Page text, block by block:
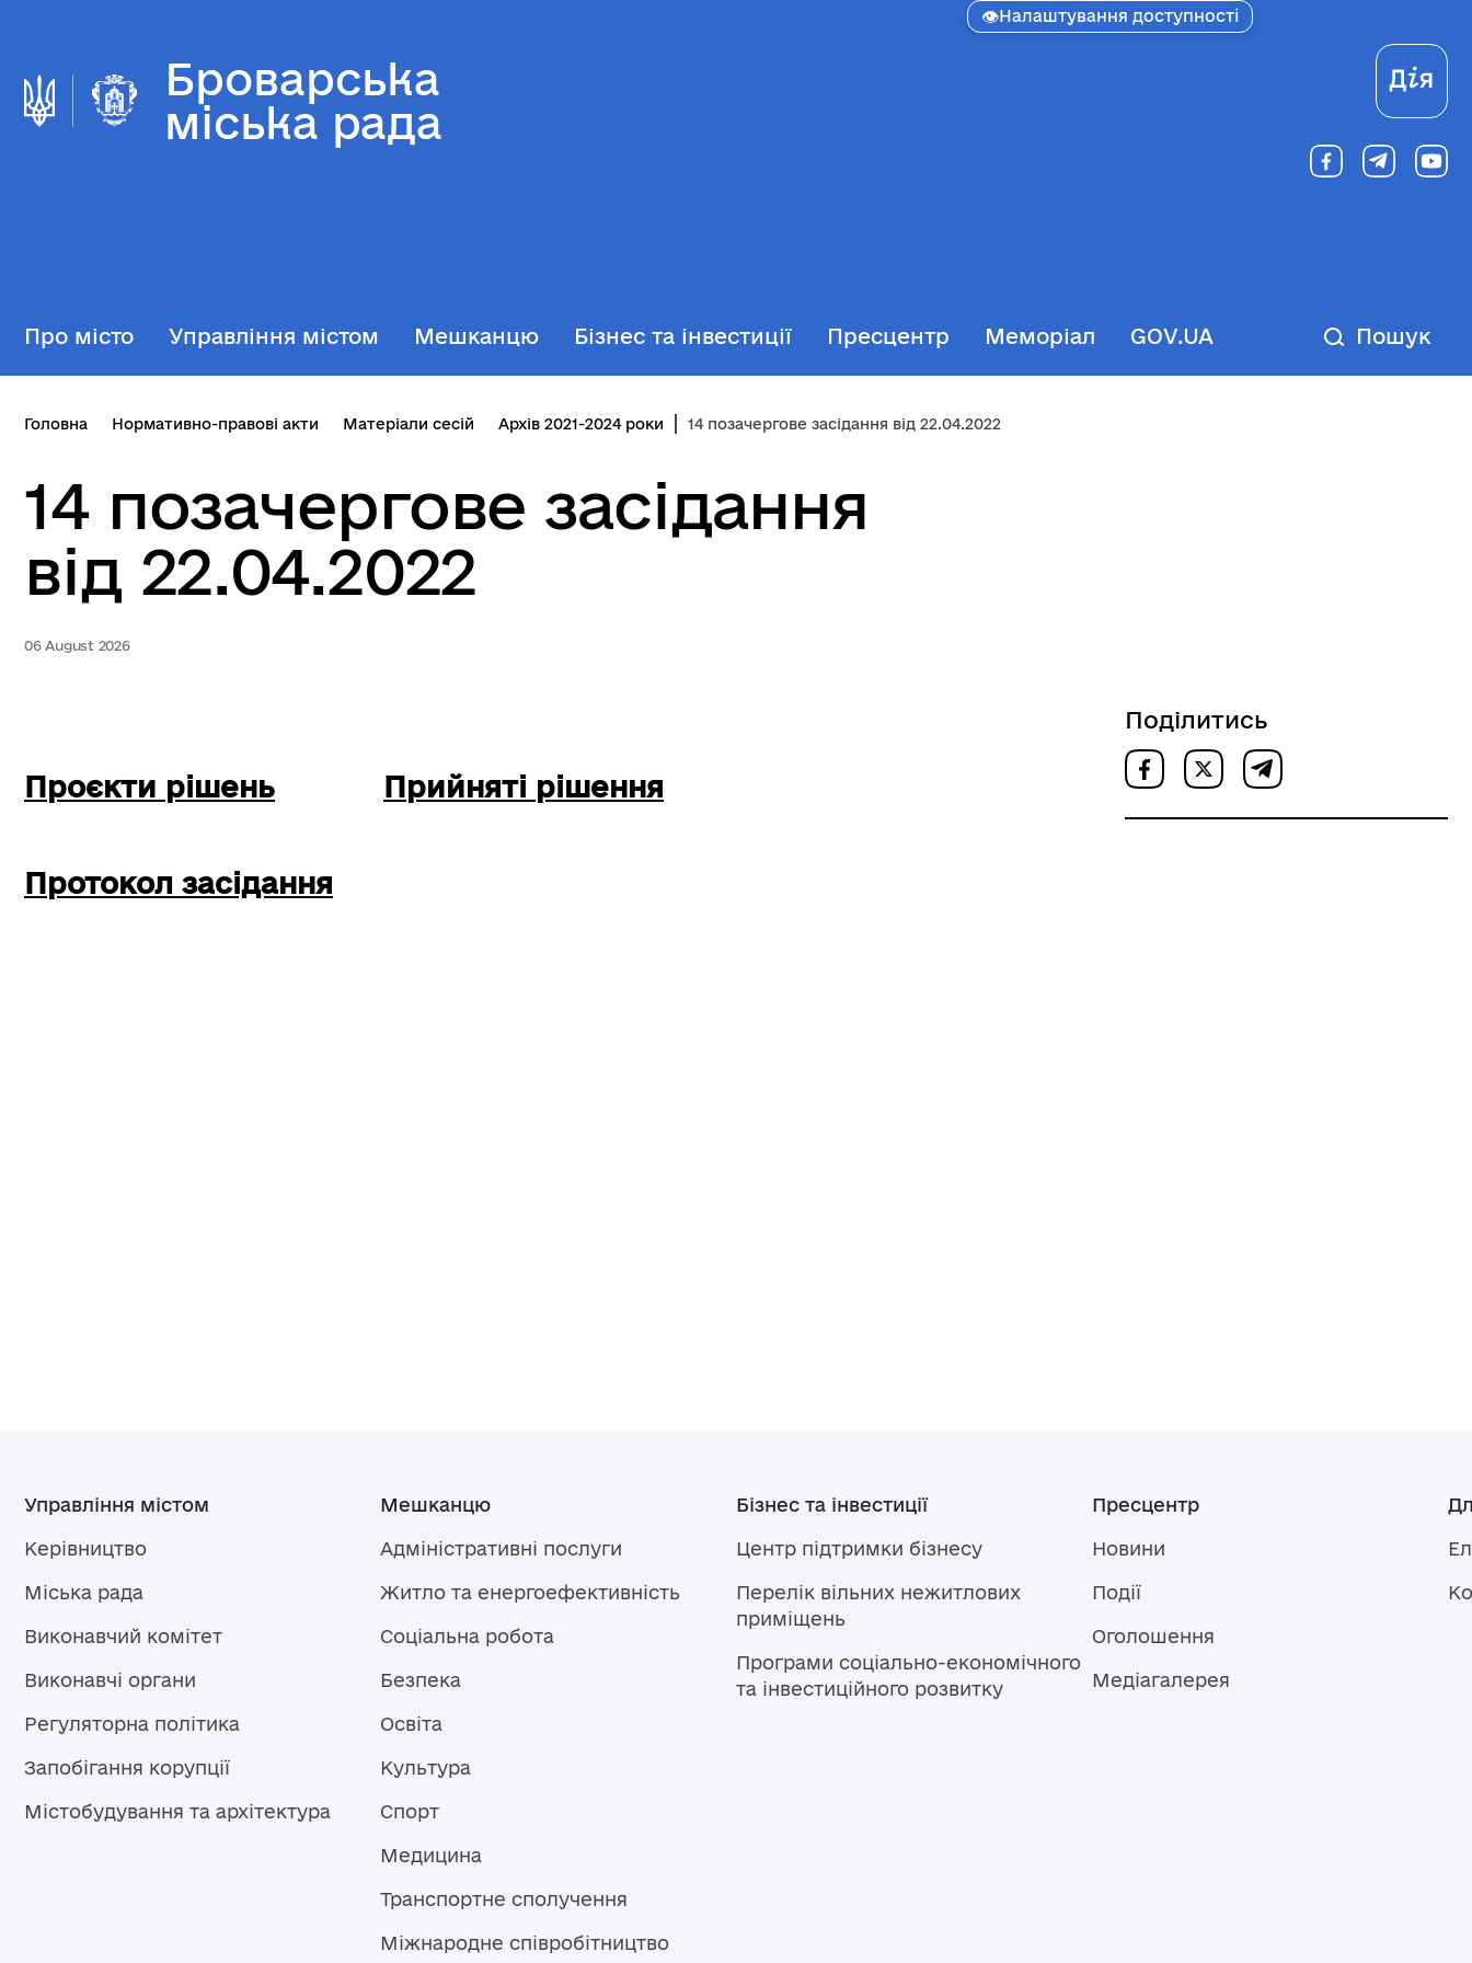
Броварська
міська рада
👁Налаштування доступності
Про місто Управління містом Мешканцю Бізнес та інвестиції Пресцентр Меморіал GOV.UA Пошук
Головна Нормативно-правові акти Матеріали сесій Архів 2021-2024 роки 14 позачергове засідання від 22.04.2022
14 позачергове засідання
від 22.04.2022
06 August 2026
Проєкти рішень Прийняті рішення
Протокол засідання
Поділитись
Управління містом
Керівництво
Міська рада
Виконавчий комітет
Виконавчі органи
Регуляторна політика
Запобігання корупції
Містобудування та архітектура
Мешканцю
Адміністративні послуги
Житло та енергоефективність
Соціальна робота
Безпека
Освіта
Культура
Спорт
Медицина
Транспортне сполучення
Міжнародне співробітництво
Бізнес та інвестиції
Центр підтримки бізнесу
Перелік вільних нежитлових
приміщень
Програми соціально-економічного
та інвестиційного розвитку
Пресцентр
Новини
Події
Оголошення
Медіагалерея